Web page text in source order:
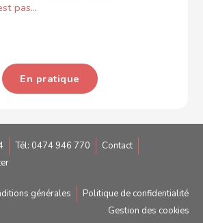
pas...
En pratique
Tél: 0474 946 770
Contact
générales
Politique de confidentialité
Gestion des cookies